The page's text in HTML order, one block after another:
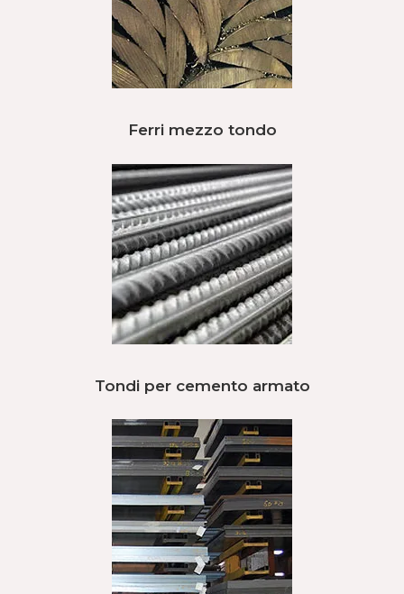
Ferri mezzo tondo
Tondi per cemento armato